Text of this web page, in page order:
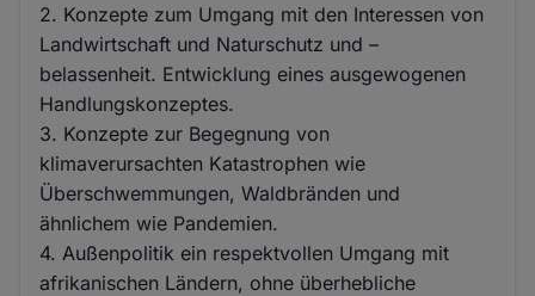
2. Konzepte zum Umgang mit den Interessen von
Landwirtschaft und Naturschutz und –
belassenheit. Entwicklung eines ausgewogenen
Handlungskonzeptes.
3. Konzepte zur Begegnung von
klimaverursachten Katastrophen wie
Überschwemmungen, Waldbränden und
ähnlichem wie Pandemien.
4. Außenpolitik ein respektvollen Umgang mit
afrikanischen Ländern, ohne überhebliche